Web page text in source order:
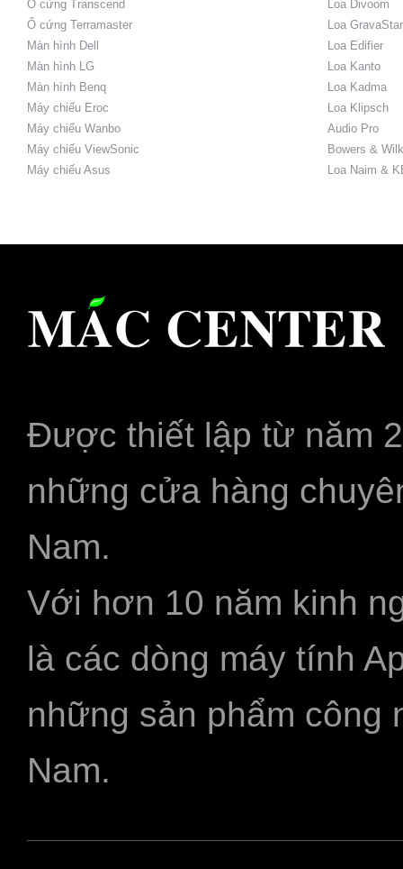
Ổ cứng Transcend
Ổ cứng Terramaster
Màn hình Dell
Màn hình LG
Màn hình Benq
Máy chiếu Eroc
Máy chiếu Wanbo
Máy chiếu ViewSonic
Máy chiếu Asus
Loa Divoom
Loa GravaStar
Loa Edifier
Loa Kanto
Loa Kadma
Loa Klipsch
Audio Pro
Bowers &
Loa Naim &
Được thiết lập từ năm
những cửa hàng
Nam.
Với hơn 10 năm kinh
là các dòng máy tính
những sản phẩm công
Nam.